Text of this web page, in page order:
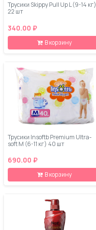
Трусики Skippy Pull Up L (9-14 кг)
22 шт
340.00 ₽
В корзину
Трусики Insoftb Premium Ultra-
soft M (6-11 кг) 40 шт
690.00 ₽
В корзину